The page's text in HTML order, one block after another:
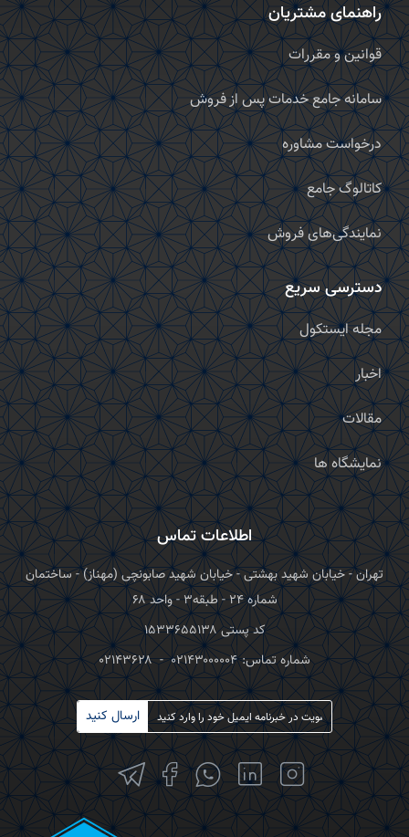
ارسال کنید
راهنمای مشتریان
قوانین و مقررات
سامانه جامع خدمات پس از فروش
درخواست مشاوره
کاتالوگ جامع
نمایندگی‌های فروش
دسترسی سریع
مجله ایستکول
اخبار
مقالات
نمایشگاه ها
اطلاعات تماس
تهران - خیابان شهید بهشتی - خیابان شهید صابونچی (مهناز) - ساختمان
شماره ۲۴ - طبقه۳ - واحد ۶۸
کد پستی ۱۵۳۳۶۵۵۱۳۸
شماره تماس: ۰۲۱۴۳۰۰۰۰۰۴ - ۰۲۱۴۳۶۲۸